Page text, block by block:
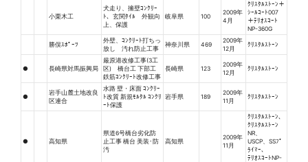
小栗木工
犬走り、擁壁ｺﾝｸﾘｰ
ﾄ、玄関ﾀｲﾙ 外観向
上、保護
岐阜県 100
2009年
4月
ｸﾘｽﾀﾙｽﾄｰﾝ＋
ｼｰﾙｺｰﾄ007
＋ﾃﾘｵｽｺｰﾄ
NP-360G
勝俣ｽﾎﾟｰﾂ
外壁、ｺﾝｸﾘｰﾄ打ちっ
放し 汚れ防止工事
神奈川県 469
2009年
12月
ｸﾘｽﾀﾙｽﾄｰﾝ
● 長崎県対馬振興局
厳原港改修工事(3工
区) 橋台工 下部工
鉄筋ｺﾝｸﾘｰﾄ改修工事
長崎県 123
2009年
12月
ｸﾘｽﾀﾙｽﾄｰﾝ
●
岩手山麓土地改良
区連合
水路 壁・床面 ｺﾝｸﾘｰ
ﾄ改質 新規ﾓﾙﾀﾙ ｺﾝｸﾘ
ｰﾄ保護
岩手県 189
2009年
11月
ｸﾘｽﾀﾙｽﾄｰﾝ
● 高知県
県道6号橋台劣化防
止工事 橋台 美装･防
汚
高知県
2009年
11月
ｸﾘｽﾀﾙｽﾄｰﾝ、
ｸﾘｽﾀﾙｽﾄｰﾝ
NR、
USCP、SSﾌﾟ
ﾗｲﾏｰ、
ﾃﾘｵｽｺｰﾄNP-